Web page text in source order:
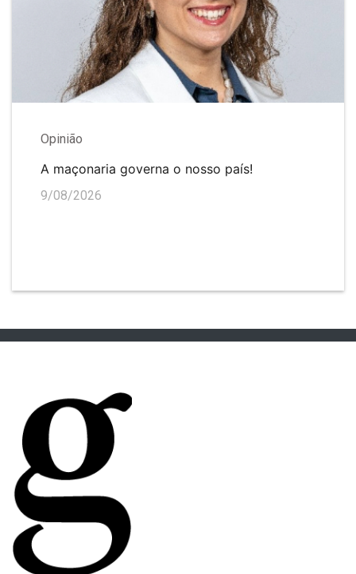
Opinião
A maçonaria governa o nosso país!
9/08/2026